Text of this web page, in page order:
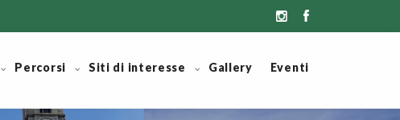
Percorsi Siti di interesse Gallery Eventi